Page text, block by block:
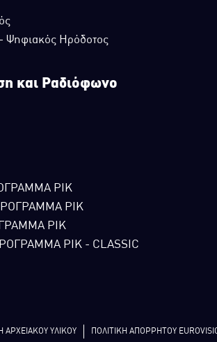
Ψηφιακός Ηρόδοτος
και Ραδιόφωνο
ΡΙΚ
ΡΙΚ
ΡΙΚ
ΡΙΚ - CLASSIC
ΑΡΧΕΙΑΚΟΥ ΥΛΙΚΟΥ ΠΟΛΙΤΙΚΗ ΑΠΟΡΡΗΤΟΥ